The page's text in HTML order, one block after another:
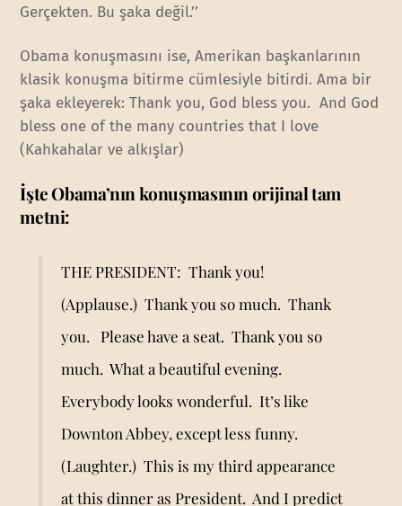
Gerçekten. Bu şaka değil.’’
Obama konuşmasını ise, Amerikan başkanlarının
klasik konuşma bitirme cümlesiyle bitirdi. Ama bir
şaka ekleyerek: Thank you, God bless you. And God
bless one of the many countries that I love
(Kahkahalar ve alkışlar)
İşte Obama’nın konuşmasının orijinal tam
metni:
THE PRESIDENT: Thank you!
(Applause.) Thank you so much. Thank
you. Please have a seat. Thank you so
much. What a beautiful evening.
Everybody looks wonderful. It’s like
Downton Abbey, except less funny.
(Laughter.) This is my third appearance
at this dinner as President. And I predict